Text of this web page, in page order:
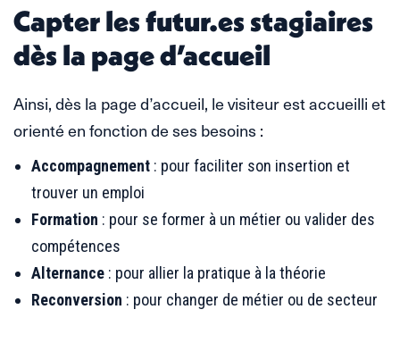
Capter les futur.es stagiaires
dès la page d’accueil
Ainsi, dès la page d’accueil, le visiteur est accueilli et
orienté en fonction de ses besoins :
Accompagnement : pour faciliter son insertion et
trouver un emploi
Formation : pour se former à un métier ou valider des
compétences
Alternance : pour allier la pratique à la théorie
Reconversion : pour changer de métier ou de secteur